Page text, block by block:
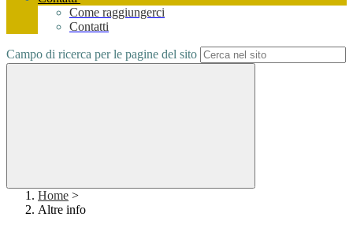
Come raggiungerci
Contatti
Campo di ricerca per le pagine del sito
Home >
Altre info